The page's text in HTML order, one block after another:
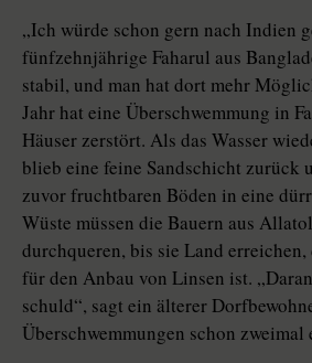
„Ich würde schon gern nach Indien
fünfzehnjährige Faharul aus
stabil, und man hat dort mehr
Jahr hat eine Überschwemmung in
Häuser zerstört. Als das Wasser
blieb eine feine Sandschicht zurück
zuvor fruchtbaren Böden in eine
Wüste müssen die Bauern aus
durchqueren, bis sie Land
für den Anbau von Linsen ist.
schuld“, sagt ein älterer
Überschwemmungen schon zweimal